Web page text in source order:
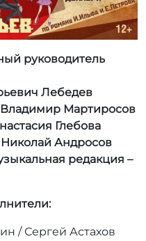
руководитель
Лебедев
Мартиросов
Глебова
Андросов
редакция –
/ Сергей Астахов